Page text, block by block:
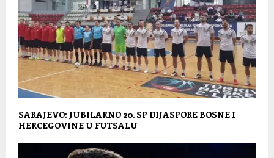
SARAJEVO: JUBILARNO 20. SP DIJASPORE BOSNE I
HERCEGOVINE U FUTSALU